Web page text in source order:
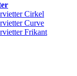
Cirkel
Curve
Frikant